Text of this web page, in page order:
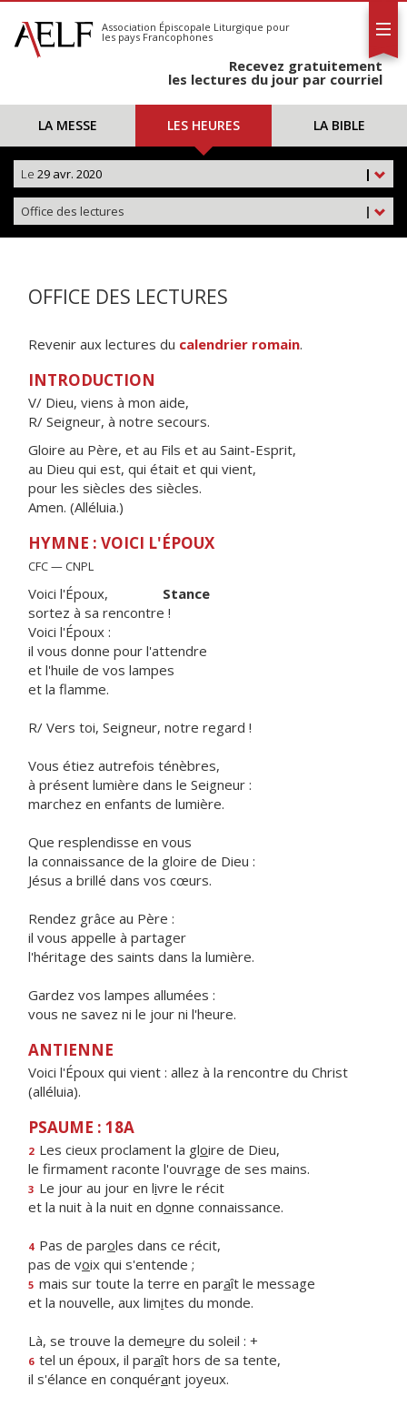
S'abonner
Calendrier
Association Épiscopale Liturgique pour
les pays Francophones
Recevez gratuitement
les lectures du jour par courriel
LA MESSE LES HEURES LA BIBLE
|
Le 29 avr. 2020
|
Office des lectures
OFFICE DES LECTURES
Revenir aux lectures du calendrier romain.
INTRODUCTION
V/ Dieu, viens à mon aide,
R/ Seigneur, à notre secours.
Gloire au Père, et au Fils et au Saint-Esprit,
au Dieu qui est, qui était et qui vient,
pour les siècles des siècles.
Amen. (Alléluia.)
HYMNE : VOICI L'ÉPOUX
CFC — CNPL
Voici l'Époux, Stance
sortez à sa rencontre !
Voici l'Époux :
il vous donne pour l'attendre
et l'huile de vos lampes
et la flamme.
R/ Vers toi, Seigneur, notre regard !
Vous étiez autrefois ténèbres,
à présent lumière dans le Seigneur :
marchez en enfants de lumière.
Que resplendisse en vous
la connaissance de la gloire de Dieu :
Jésus a brillé dans vos cœurs.
Rendez grâce au Père :
il vous appelle à partager
l'héritage des saints dans la lumière.
Gardez vos lampes allumées :
vous ne savez ni le jour ni l'heure.
ANTIENNE
Voici l'Époux qui vient : allez à la rencontre du Christ
(alléluia).
PSAUME : 18A
2 Les cieux proclament la gloire de Dieu,
le firmament raconte l'ouvrage de ses mains.
3 Le jour au jour en livre le récit
et la nuit à la nuit en donne connaissance.
4 Pas de paroles dans ce récit,
pas de voix qui s'entende ;
5 mais sur toute la terre en paraît le message
et la nouvelle, aux limites du monde.
Là, se trouve la demeure du soleil : +
6 tel un époux, il paraît hors de sa tente,
il s'élance en conquérant joyeux.